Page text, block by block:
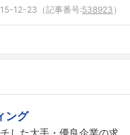
た
12-23 （記事番号:538923 ）
ング
した大手・優良企業の求